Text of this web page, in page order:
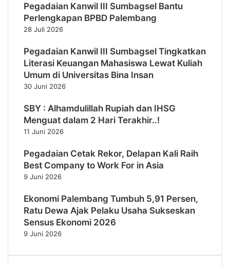
Pegadaian Kanwil III Sumbagsel Bantu
Perlengkapan BPBD Palembang
28 Juli 2026
Pegadaian Kanwil III Sumbagsel Tingkatkan
Literasi Keuangan Mahasiswa Lewat Kuliah
Umum di Universitas Bina Insan
30 Juni 2026
SBY : Alhamdulillah Rupiah dan IHSG
Menguat dalam 2 Hari Terakhir..!
11 Juni 2026
Pegadaian Cetak Rekor, Delapan Kali Raih
Best Company to Work For in Asia
9 Juni 2026
Ekonomi Palembang Tumbuh 5,91 Persen,
Ratu Dewa Ajak Pelaku Usaha Sukseskan
Sensus Ekonomi 2026
9 Juni 2026